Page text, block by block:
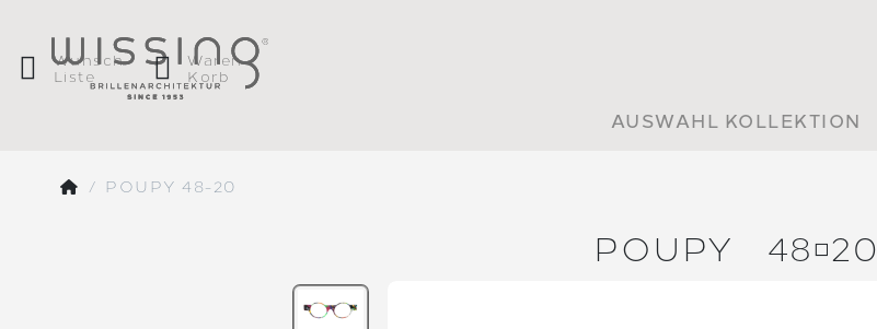
Wunsch
Liste
Waren
Korb
AUSWAHL KOLLEKTION
POUPY 48-20
POUPY 4820